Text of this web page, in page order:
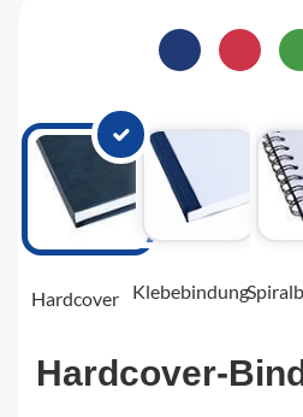
Hardcover Klebebindung
Hardcover-